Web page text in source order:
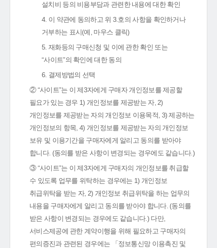
설치비 등의 비용부담과 관련한 내용에 대한 확인
4. 이 약관에 동의하고 위 3.호의 사항을 확인하거나
거부하는 표시(예, 마우스 클릭)
5. 재화등의 구매신청 및 이에 관한 확인 또는
“사이트”의 확인에 대한 동의
6. 결제방법의 선택
② “사이트”는 이 제3자에게 구매자 개인정보를 제공할
필요가 있는 경우 1) 개인정보를 제공받는 자, 2)
개인정보를 제공받는 자의 개인정보 이용목적, 3) 제공하는
개인정보의 항목, 4) 개인정보를 제공받는 자의 개인정보
보유 및 이용기간을 구매자에게 알리고 동의를 받아야
합니다. (동의를 받은 사항이 변경되는 경우에도 같습니다.)
③ “사이트”는 이 제3자에게 구매자의 개인정보를 취급할
수 있도록 업무를 위탁하는 경우에는 1) 개인정보
취급위탁을 받는 자, 2) 개인정보 취급위탁을 하는 업무의
내용을 구매자에게 알리고 동의를 받아야 합니다. (동의를
받은 사항이 변경되는 경우에도 같습니다.) 다만,
서비스제공에 관한 계약이행을 위해 필요하고 구매자의
편의증진과 관련된 경우에는 「정보통신망 이용촉진 및